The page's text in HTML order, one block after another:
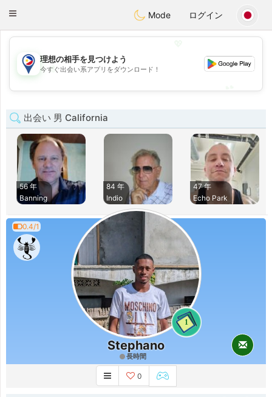
PhilippinesChat
Toggle
Mode ログイン
💖
💕
理想の相手を見つけよう
今すぐ出会い系アプリをダウンロード！
出会い 男 California
56 年
Banning
84 年
Indio
47 年
Echo Park
0.4/1
1
Stephano
長時間
0